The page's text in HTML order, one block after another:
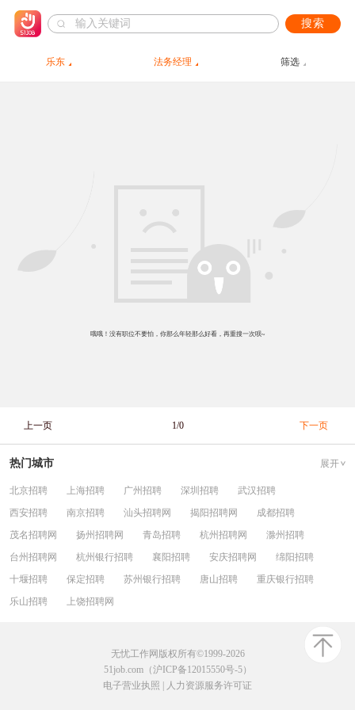
搜索
乐东 法务经理 筛选
哦哦！没有职位不要怕，你那么年轻那么好看，再重搜一次呗~
上一页 1/0 下一页
热门城市 展开
北京招聘 上海招聘 广州招聘 深圳招聘
武汉招聘
西安招聘
南京招聘 汕头招聘网 揭阳招聘网
成都招聘
茂名招聘网
扬州招聘网 青岛招聘 杭州招聘网
滁州招聘
台州招聘网
杭州银行招聘 襄阳招聘 安庆招聘网
绵阳招聘
十堰招聘
保定招聘 苏州银行招聘 唐山招聘
重庆银行招聘
乐山招聘
上饶招聘网
无忧工作网版权所有©1999-2026
51job.com（沪ICP备12015550号-5）
电子营业执照
人力资源服务许可证